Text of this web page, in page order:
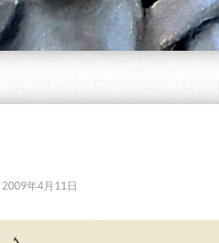
2009年4月11日